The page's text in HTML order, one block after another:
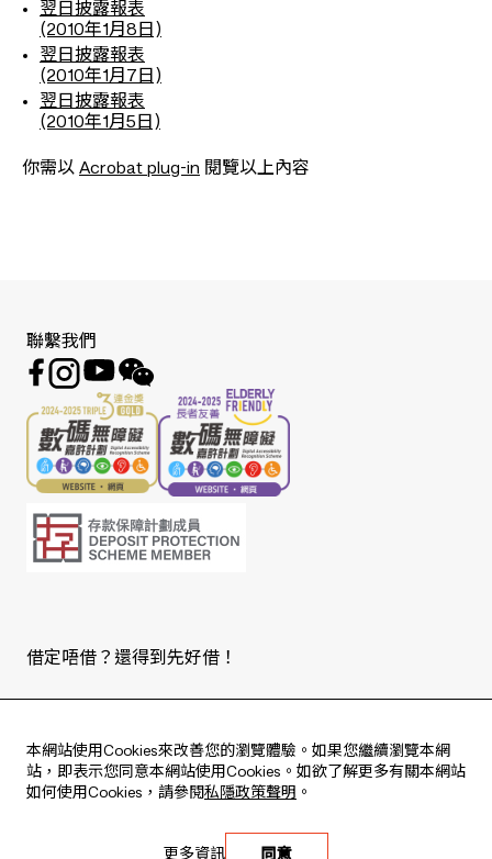
翌日披露報表
(2010年1月8日)
翌日披露報表
(2010年1月7日)
翌日披露報表
(2010年1月5日)
你需以 Acrobat plug-in 閱覽以上內容
本網站使用Cookies來改善您的瀏覽體驗。如果您繼續瀏覽本網
站，即表示您同意本網站使用Cookies。如欲了解更多有關本網站
如何使用Cookies，請參閱私隱政策聲明 。
同意
更多資訊
聯繫我們
借定唔借？還得到先好借！
Live every moment